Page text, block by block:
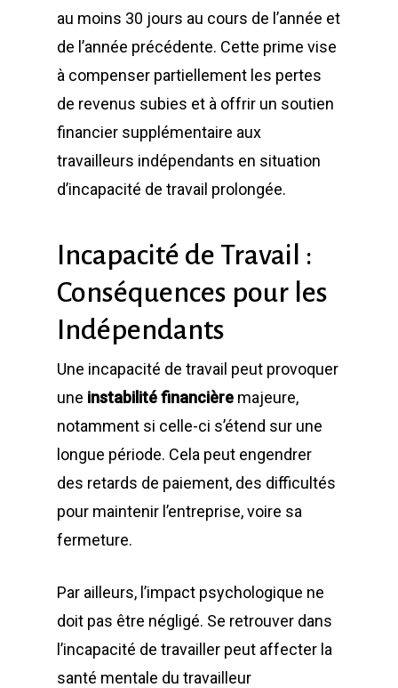
au moins 30 jours au cours de l’année et
de l’année précédente. Cette prime vise
à compenser partiellement les pertes
de revenus subies et à offrir un soutien
financier supplémentaire aux
travailleurs indépendants en situation
d’incapacité de travail prolongée.
Incapacité de Travail :
Conséquences pour les
Indépendants
Une incapacité de travail peut provoquer
une instabilité financière majeure,
notamment si celle-ci s’étend sur une
longue période. Cela peut engendrer
des retards de paiement, des difficultés
pour maintenir l’entreprise, voire sa
fermeture.
Par ailleurs, l’impact psychologique ne
doit pas être négligé. Se retrouver dans
l’incapacité de travailler peut affecter la
santé mentale du travailleur